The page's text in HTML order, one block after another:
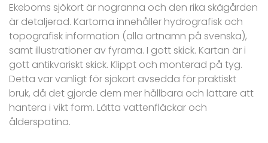
Ekeboms sjökort är nogranna och den rika skägården
är detaljerad. Kartorna innehåller hydrografisk och
topografisk information (alla ortnamn på svenska),
samt illustrationer av fyrarna. I gott skick. Kartan är i
gott antikvariskt skick. Klippt och monterad på tyg.
Detta var vanligt för sjökort avsedda för praktiskt
bruk, då det gjorde dem mer hållbara och lättare att
hantera i vikt form. Lätta vattenfläckar och
ålderspatina.